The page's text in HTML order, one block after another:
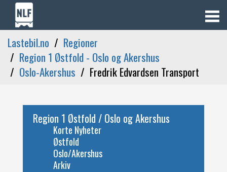
Lastebil.no
Regioner
Region 1 Østfold - Oslo og Akershus
Oslo-Akershus
Fredrik Edvardsen Transport
Region 1 Østfold / Oslo og Akershus
Korte Nyheter
Østfold
Oslo/Akershus
Arkiv